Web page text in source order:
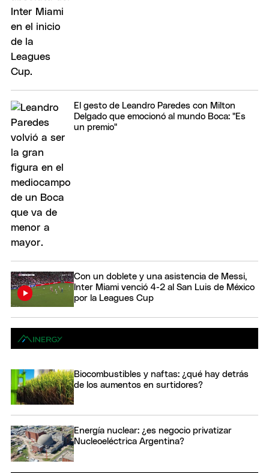
El gesto de Leandro Paredes con Milton
Delgado que emocionó al mundo Boca: "Es
un premio"
Con un doblete y una asistencia de Messi,
Inter Miami venció 4-2 al San Luis de México
por la Leagues Cup
Biocombustibles y naftas: ¿qué hay detrás
de los aumentos en surtidores?
Energía nuclear: ¿es negocio privatizar
Nucleoeléctrica Argentina?